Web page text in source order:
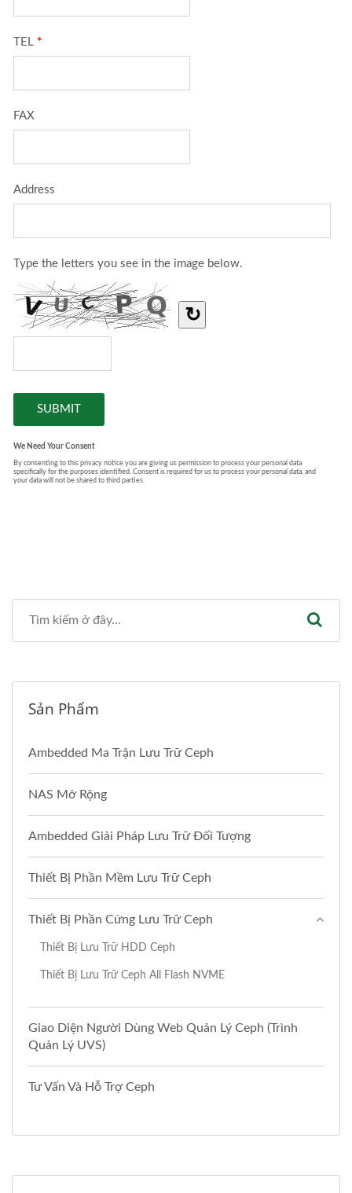
Sản Phẩm
Ambedded Ma Trận Lưu Trữ Ceph
NAS Mở Rộng
Ambedded Giải Pháp Lưu Trữ Đối Tượng
Thiết Bị Phần Mềm Lưu Trữ Ceph
Thiết Bị Phần Cứng Lưu Trữ Ceph
Thiết Bị Lưu Trữ HDD Ceph
Thiết Bị Lưu Trữ Ceph All Flash NVME
Giao Diện Người Dùng Web Quản Lý Ceph (Trình
Quản Lý UVS)
Tư Vấn Và Hỗ Trợ Ceph